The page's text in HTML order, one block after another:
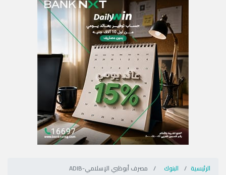
الرئيسية البنوك مصرف أبوظبي الإسلامي-ADIB